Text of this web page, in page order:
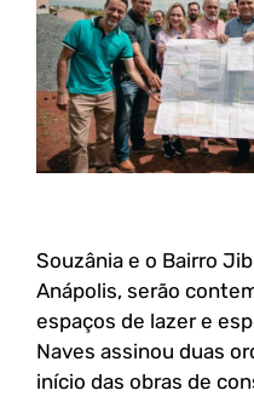
Souzânia e o Bairro
Anápolis, serão
espaços de lazer e
Naves assinou duas
início das obras de